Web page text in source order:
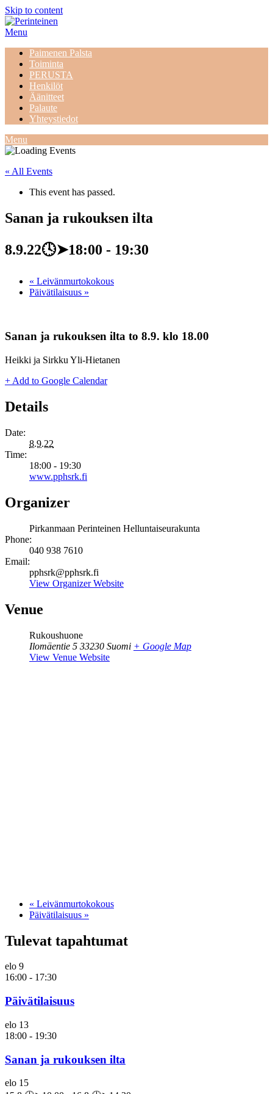
Skip to content
Menu
Paimenen Palsta
Toiminta
PERUSTA
Henkilöt
Äänitteet
Palaute
Yhteystiedot
Menu
« All Events
This event has passed.
Sanan ja rukouksen ilta
8.9.22🕓➤18:00 - 19:30
« Leivänmurtokokous
Päivätilaisuus »
Sanan ja rukouksen ilta to 8.9. klo 18.00
Heikki ja Sirkku Yli-Hietanen
+ Add to Google Calendar
Details
Date:
8.9.22
Time:
18:00 - 19:30
www.pphsrk.fi
Organizer
Pirkanmaan Perinteinen Helluntaiseurakunta
Phone:
040 938 7610
Email:
pphsrk@pphsrk.fi
View Organizer Website
Venue
Rukoushuone
Ilomäentie 5 33230 Suomi + Google Map
View Venue Website
« Leivänmurtokokous
Päivätilaisuus »
Tulevat tapahtumat
elo 9
16:00 - 17:30
Päivätilaisuus
elo 13
18:00 - 19:30
Sanan ja rukouksen ilta
elo 15